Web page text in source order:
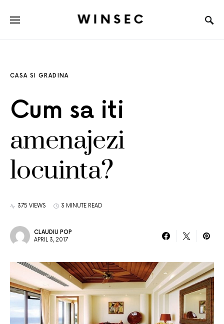
WINSEC
CASA SI GRADINA
Cum sa iti
amenajezi
locuinta?
375 VIEWS 3 MINUTE READ
CLAUDIU POP
APRIL 3, 2017